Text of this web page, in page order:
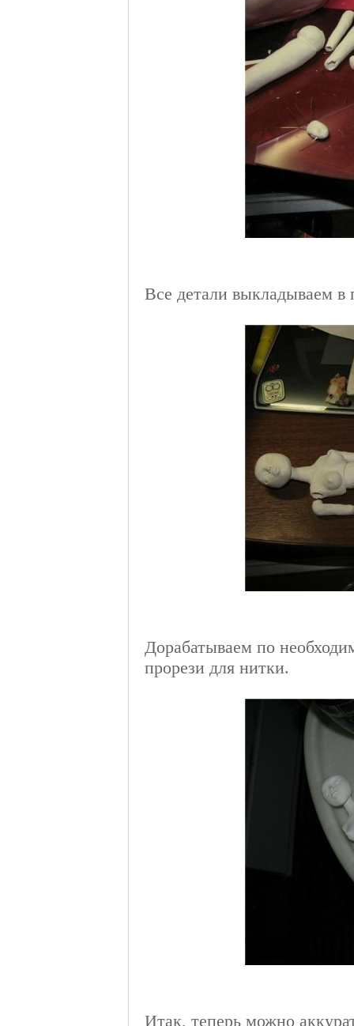
Все детали выкладываем в
Дорабатываем по
прорези для нитки.
Итак, теперь можно